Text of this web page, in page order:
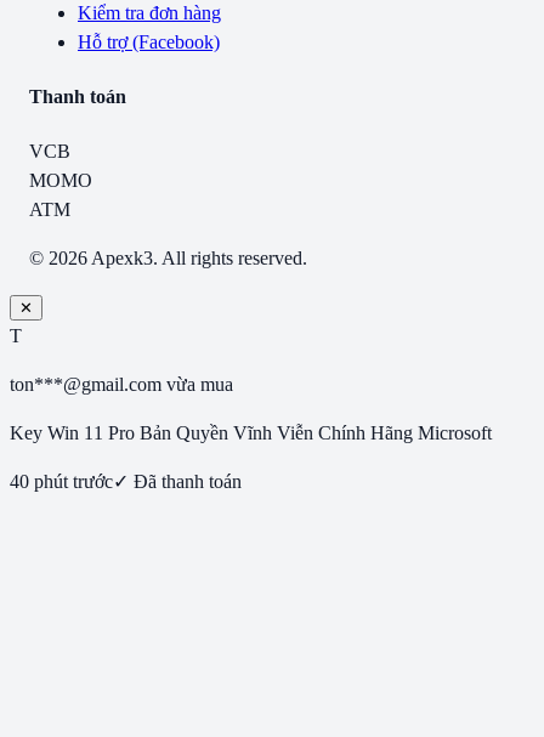
Kiểm tra đơn hàng
Hỗ trợ (Facebook)
Thanh toán
VCB
MOMO
ATM
© 2026 Apexk3. All rights reserved.
✕
T
ton***@gmail.com vừa mua
Key Win 11 Pro Bản Quyền Vĩnh Viễn Chính Hãng Microsoft
40 phút trước✓ Đã thanh toán